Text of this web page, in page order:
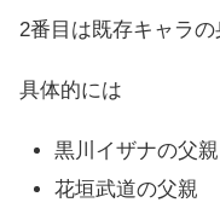
2番目は既存キャラの
具体的には
黒川イザナの父親
花垣武道の父親